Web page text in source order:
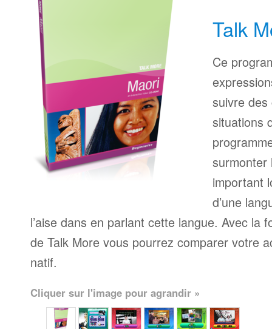
Talk
Ce
suivre
situations
surmonter
important
d’une
l’aise dans en parlant cette langue. Avec la
de Talk More vous pourrez comparer votre
natif.
Cliquer sur l'image pour agrandir »